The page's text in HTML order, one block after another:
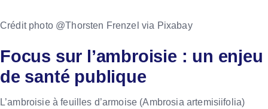
Crédit photo @Thorsten Frenzel via Pixabay
Focus sur l’ambroisie : un enjeu
de santé publique
L’ambroisie à feuilles d’armoise (Ambrosia artemisiifolia)